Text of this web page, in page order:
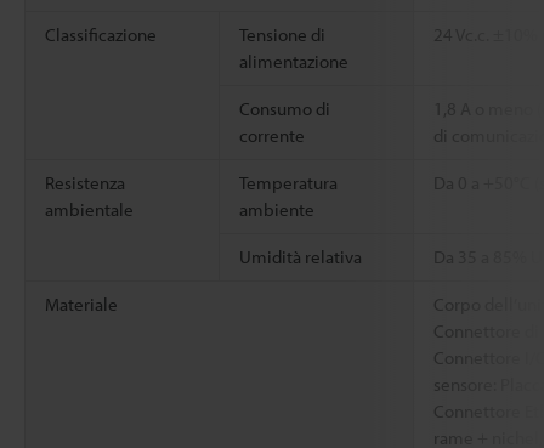
Classificazione
Tensione di
alimentazione
24 Vc.c.
Consumo di
corrente
di
Resistenza
ambientale
Temperatura
ambiente
Da 0 a +50°C
Umidità relativa Da 35 a 85%
Materiale
Corpo
Connettore di
Connettore I/
sensore:
Connettore
rame +